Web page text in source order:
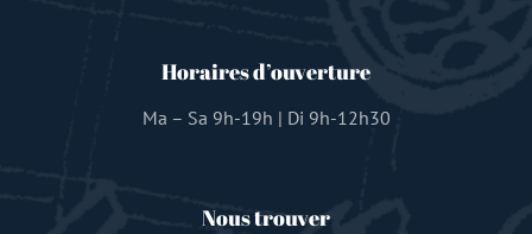
Horaires d’ouverture
Ma – Sa 9h-19h | Di 9h-12h30
Nous trouver